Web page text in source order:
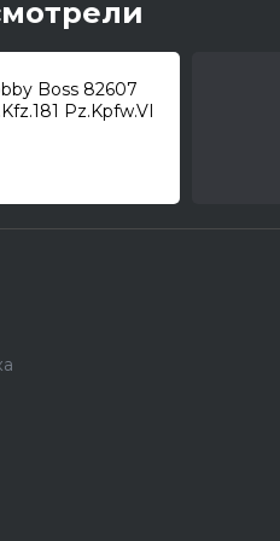
Boss 82607
Pz.Kpfw.VI